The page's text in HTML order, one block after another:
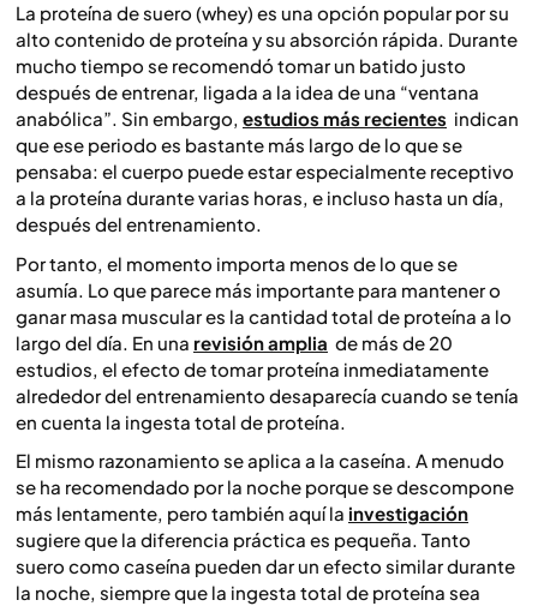
La proteína de suero (whey) es una opción popular por su
alto contenido de proteína y su absorción rápida. Durante
mucho tiempo se recomendó tomar un batido justo
después de entrenar, ligada a la idea de una “ventana
anabólica”. Sin embargo, estudios más recientes indican
que ese periodo es bastante más largo de lo que se
pensaba: el cuerpo puede estar especialmente receptivo
a la proteína durante varias horas, e incluso hasta un día,
después del entrenamiento.
Por tanto, el momento importa menos de lo que se
asumía. Lo que parece más importante para mantener o
ganar masa muscular es la cantidad total de proteína a lo
largo del día. En una revisión amplia de más de 20
estudios, el efecto de tomar proteína inmediatamente
alrededor del entrenamiento desaparecía cuando se tenía
en cuenta la ingesta total de proteína.
El mismo razonamiento se aplica a la caseína. A menudo
se ha recomendado por la noche porque se descompone
más lentamente, pero también aquí la investigación
sugiere que la diferencia práctica es pequeña. Tanto
suero como caseína pueden dar un efecto similar durante
la noche, siempre que la ingesta total de proteína sea